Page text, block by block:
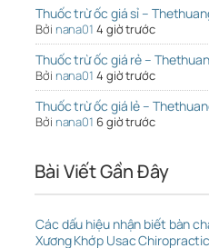
Thuốc trừ ốc giá sỉ –
Bởi nana01 4 giờ trước
Thuốc trừ ốc giá rẻ –
Bởi nana01 4 giờ trước
Thuốc trừ ốc giá lẻ –
Bởi nana01 6 giờ trước
Bài Viết Gần Đây
Các dấu hiệu nhận biết bàn
Xương Khớp Usac Chiropractic